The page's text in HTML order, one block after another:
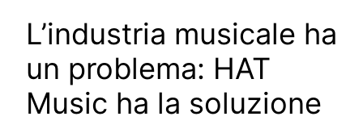
L’industria musicale ha
un problema: HAT
Music ha la soluzione